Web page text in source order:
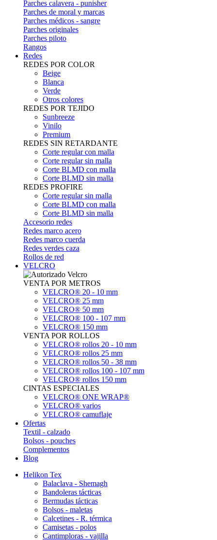
Parches calavera - punisher
Parches de moral y marcas
Parches médicos - sangre
Parches originales
Parches piloto
Rangos
Redes
REDES POR COLOR
Beige
Blanca
Verde
Otros colores
REDES POR TEJIDO
Sunbreeze
Vinilo
Premium
REDES SIN RETARDANTE
Corte regular con malla
Corte regular sin malla
Corte BLMD con malla
Corte BLMD sin malla
REDES PROFIRE
Corte regular sin malla
Corte BLMD con malla
Corte BLMD sin malla
Accesorio redes
Redes marco acero
Redes marco cuerda
Redes verdes caza
Rollos de red
VELCRO
VENTA POR METROS
VELCRO® 20 - 10 mm
VELCRO® 25 mm
VELCRO® 50 mm
VELCRO® 100 - 107 mm
VELCRO® 150 mm
VENTA POR ROLLOS
VELCRO® rollos 20 - 10 mm
VELCRO® rollos 25 mm
VELCRO® rollos 50 - 38 mm
VELCRO® rollos 100 - 107 mm
VELCRO® rollos 150 mm
CINTAS ESPECIALES
VELCRO® ONE WRAP®
VELCRO® varios
VELCRO® camuflaje
Ofertas
Textil - calzado
Bolsos - pouches
Complementos
Blog
Helikon Tex
Balaclava - Shemagh
Bandoleras tácticas
Bermudas tácticas
Bolsos - maletas
Calcetines - R. térmica
Camisetas - polos
Cantimploras - vajilla